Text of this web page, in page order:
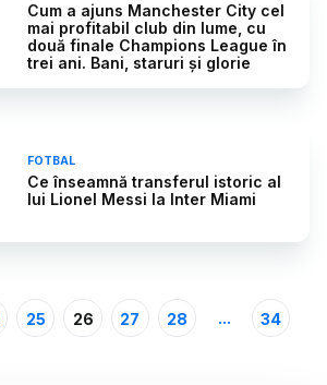
Cum a ajuns Manchester City cel
mai profitabil club din lume, cu
două finale Champions League în
trei ani. Bani, staruri și glorie
FOTBAL
Ce înseamnă transferul istoric al
lui Lionel Messi la Inter Miami
25 26 27 28 ... 34